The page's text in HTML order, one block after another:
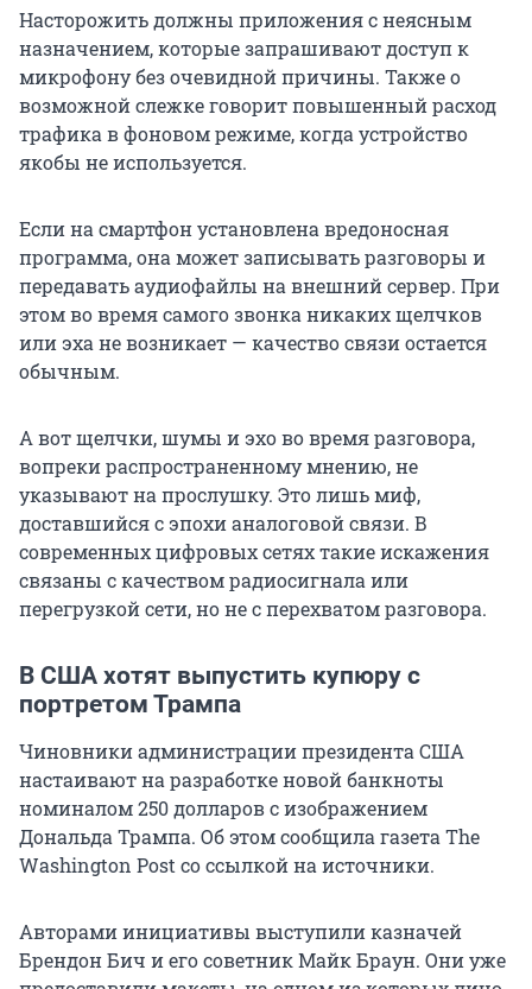
Насторожить должны приложения с неясным
назначением, которые запрашивают доступ к
микрофону без очевидной причины. Также о
возможной слежке говорит повышенный расход
трафика в фоновом режиме, когда устройство
якобы не используется.
Если на смартфон установлена вредоносная
программа, она может записывать разговоры и
передавать аудиофайлы на внешний сервер. При
этом во время самого звонка никаких щелчков
или эха не возникает — качество связи остается
обычным.
А вот щелчки, шумы и эхо во время разговора,
вопреки распространенному мнению, не
указывают на прослушку. Это лишь миф,
доставшийся с эпохи аналоговой связи. В
современных цифровых сетях такие искажения
связаны с качеством радиосигнала или
перегрузкой сети, но не с перехватом разговора.
В США хотят выпустить купюру с
портретом Трампа
Чиновники администрации президента США
настаивают на разработке новой банкноты
номиналом 250 долларов с изображением
Дональда Трампа. Об этом сообщила газета The
Washington Post со ссылкой на источники.
Авторами инициативы выступили казначей
Брендон Бич и его советник Майк Браун. Они уже